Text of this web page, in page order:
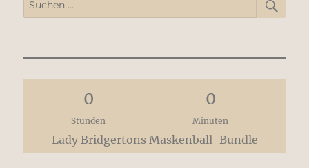
nach:
0
Stunden
0
Minuten
Lady Bridgertons Maskenball-Bundle